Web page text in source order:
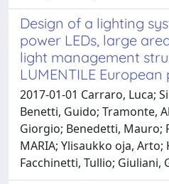
Design of a lighting
power LEDs, large
light management
LUMENTILE
2017-01-01 Carraro, Luca;
Benetti, Guido; Tramonte,
Giorgio; Benedetti, Mauro;
MARIA; Ylisaukko oja, Arto;
Facchinetti, Tullio; Giuliani,